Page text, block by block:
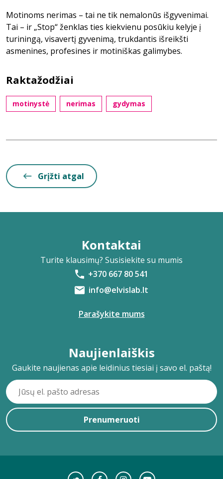
Motinoms nerimas – tai ne tik nemalonūs išgyvenimai.
Tai – ir „Stop“ ženklas ties kiekvienu posūkiu kelyje į
turiningą, visavertį gyvenimą, trukdantis išreikšti
asmenines, profesines ir motiniškas galimybes.
Raktažodžiai
motinystė nerimas gydymas
Grįžti atgal
Kontaktai
Turite klausimų? Susisiekite su mumis
+370 667 80 541
info@elvislab.lt
Parašykite mums
Naujienlaiškis
Gaukite naujienas apie leidinius tiesiai į savo el. paštą!
Prenumeruoti